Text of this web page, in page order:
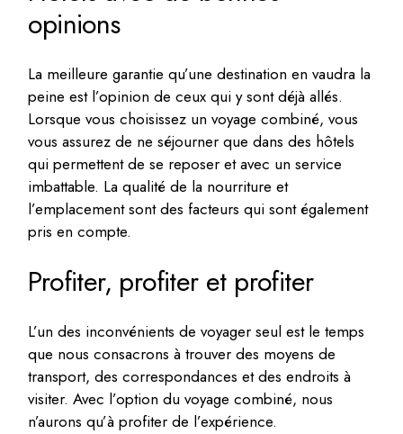
opinions
La meilleure garantie qu’une destination en vaudra la
peine est l’opinion de ceux qui y sont déjà allés.
Lorsque vous choisissez un voyage combiné, vous
vous assurez de ne séjourner que dans des hôtels
qui permettent de se reposer et avec un service
imbattable. La qualité de la nourriture et
l’emplacement sont des facteurs qui sont également
pris en compte.
Profiter, profiter et profiter
L’un des inconvénients de voyager seul est le temps
que nous consacrons à trouver des moyens de
transport, des correspondances et des endroits à
visiter. Avec l’option du voyage combiné, nous
n’aurons qu’à profiter de l’expérience.